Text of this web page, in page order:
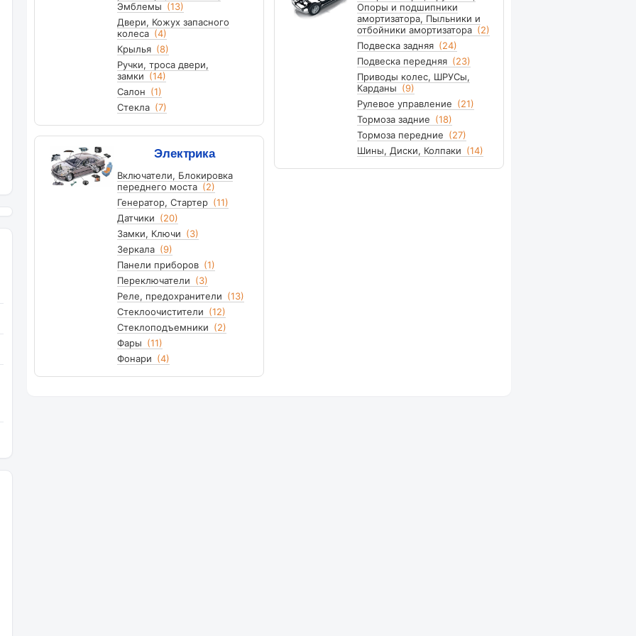
Эмблемы (13)
Двери, Кожух запасного
колеса (4)
Крылья (8)
Ручки, троса двери,
замки (14)
Салон (1)
Стекла (7)
Опоры и подшипники
амортизатора, Пыльники и
отбойники амортизатора (2)
Подвеска задняя (24)
Подвеска передняя (23)
Приводы колес, ШРУСы,
Карданы (9)
Рулевое управление (21)
Тормоза задние (18)
Тормоза передние (27)
Шины, Диски, Колпаки (14)
Электрика
Включатели, Блокировка
переднего моста (2)
Генератор, Стартер (11)
Датчики (20)
Замки, Ключи (3)
Зеркала (9)
Панели приборов (1)
Переключатели (3)
Реле, предохранители (13)
Стеклоочистители (12)
Стеклоподъемники (2)
Фары (11)
Фонари (4)